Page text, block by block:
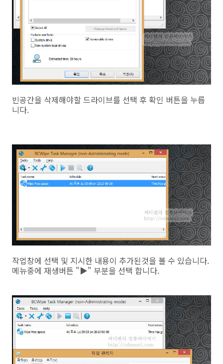
빈공간을 삭제해야할 드라이브를 선택 후 확인 버튼을 누릅
니다.
작업창에 선택 및 지시한 내용이 추가된것을 볼 수 있습니다.
메뉴중에 재생버튼 "▶" 부분을 선택 합니다.